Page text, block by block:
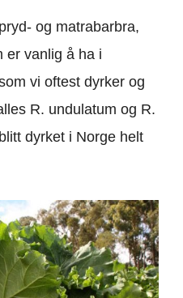
og matrabarbra,
er vanlig å ha i
vi oftest dyrker og
R. undulatum og R.
dyrket i Norge helt